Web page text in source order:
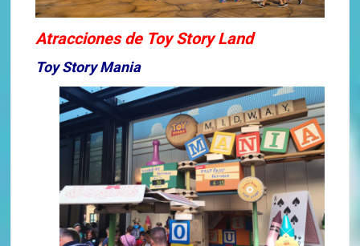
Atracciones de Toy Story Land
Toy Story Mania